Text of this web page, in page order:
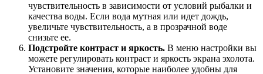
чувствительность в зависимости от условий рыбалки и
качества воды. Если вода мутная или идет дождь,
увеличьте чувствительность, а в прозрачной воде
снизьте ее.
Подстройте контраст и яркость. В меню настройки вы
можете регулировать контраст и яркость экрана эхолота.
Установите значения, которые наиболее удобны для